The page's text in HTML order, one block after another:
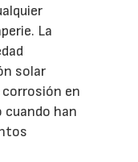
La
solar
en
han